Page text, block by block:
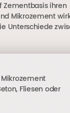
Zementbasis ihren
Mikrozement
Unterschiede
Fliesen oder